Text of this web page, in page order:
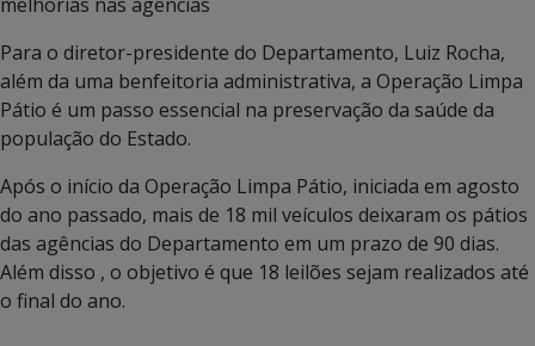
Para o diretor-presidente do Departamento, Luiz Rocha,
além da uma benfeitoria administrativa, a Operação Limpa
Pátio é um passo essencial na preservação da saúde da
população do Estado.
Após o início da Operação Limpa Pátio, iniciada em agosto
do ano passado, mais de 18 mil veículos deixaram os pátios
das agências do Departamento em um prazo de 90 dias.
Além disso , o objetivo é que 18 leilões sejam realizados até
o final do ano.